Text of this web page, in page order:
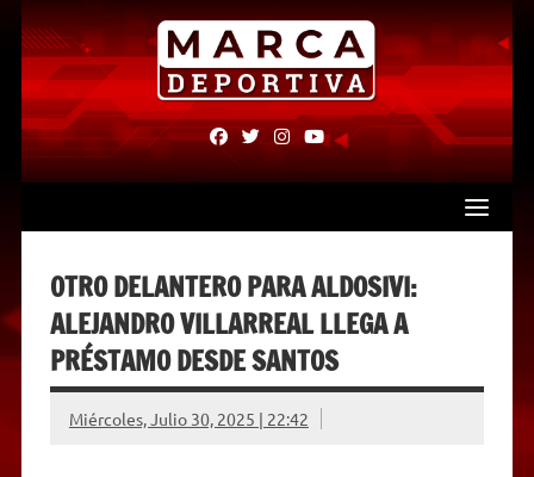
Skip
content
fab
fa-
fab
fa-
fab fab
OTRO DELANTERO PARA ALDOSIVI:
ALEJANDRO VILLARREAL LLEGA A
PRÉSTAMO DESDE SANTOS
Miércoles, Julio 30, 2025 | 22:42